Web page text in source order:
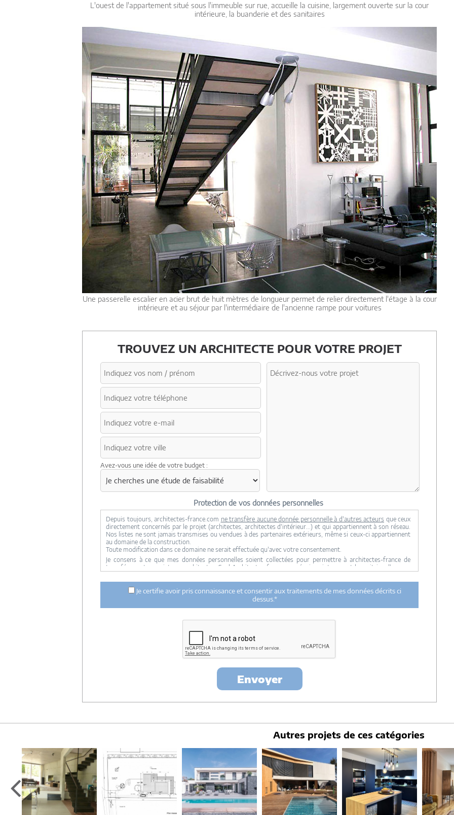
L'ouest de l'appartement situé sous l'immeuble sur rue, accueille la cuisine, largement ouverte sur la cour
intérieure, la buanderie et des sanitaires
Une passerelle escalier en acier brut de huit mètres de longueur permet de relier directement l'étage à la cour
intérieure et au séjour par l'intermédiaire de l'ancienne rampe pour voitures
TROUVEZ UN ARCHITECTE POUR VOTRE PROJET
Avez-vous une idée de votre budget :
Protection de vos données personnelles
Depuis toujours, architectes-france.com ne transfère aucune donnée personnelle à d'autres acteurs que ceux
directement concernés par le projet (architectes, architectes d'intérieur...) et qui appartiennent à son réseau.
Nos listes ne sont jamais transmises ou vendues à des partenaires extérieurs, même si ceux-ci appartiennent
au domaine de la construction.
Toute modification dans ce domaine ne serait effectuée qu'avec votre consentement.
Je consens à ce que mes données personnelles soient collectées pour permettre à architectes-france de
transférer votre projet aux architectes. Seul Architectes-france, ses équipes internes et la maitrise d'oeuvre
ci dessus n'est réalisée.
Mes données téléphoniques seront uniquement utilisées par Architectes-france.com et les architectes de
notre réseau dans le cadre de la qualification et du suivi de mon projet.
Les données sont conservées pendant une durée de 18 mois courant à partir des derniers contacts effectifs
entre architectes-france et vous ou architectes-france et un membre de la maitrise d'oeuvre en rapport avec
loi « informatique et libertés », vous pouvez exercer votre droit d'accès aux données vous
concernant et les faire rectifier en contactant : Architectes-france, 23 avenue du Mirail - parc du Mirail - 33370
Artigues-près Bordeaux. Tél. 05.47.74.51.01 -contact@architectes-france.com
Je certifie avoir pris connaissance et consentir aux traitements de mes données décrits ci
dessus.*
Envoyer
Autres projets de ces catégories